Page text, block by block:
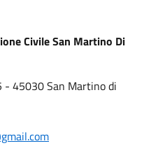
Civile San Martino Di
- 45030 San Martino di